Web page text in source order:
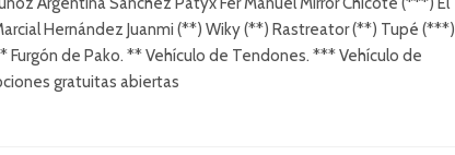
Hernández Juanmi (**) Wiky (**) Rastreator (**) Tupé (***)
Furgón de Pako. ** Vehículo de Tendones. *** Vehículo de
gratuitas abiertas